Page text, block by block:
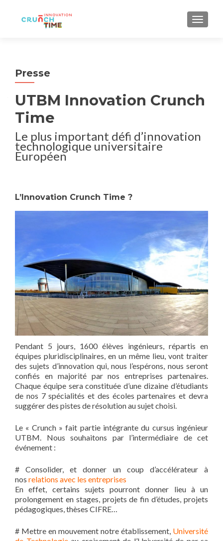
Presse
UTBM Innovation Crunch
Time
Le plus important défi d’innovation
technologique universitaire
Européen
L’Innovation Crunch Time ?
Pendant 5 jours, 1600 élèves ingénieurs, répartis en
équipes pluridisciplinaires, en un même lieu, vont traiter
des sujets d’innovation qui, nous l’espérons, nous seront
confiés en majorité par nos entreprises partenaires.
Chaque équipe sera constituée d’une dizaine d’étudiants
de nos 7 spécialités et des écoles partenaires et devra
suggérer des pistes de résolution au sujet choisi.
Le « Crunch » fait partie intégrante du cursus ingénieur
UTBM. Nous souhaitons par l’intermédiaire de cet
événement :
# Consolider, et donner un coup d’accélérateur à
nos relations avec les entreprises
En effet, certains sujets pourront donner lieu à un
prolongement en stages, projets de fin d’études, projets
pédagogiques, thèses CIFRE…
# Mettre en mouvement notre établissement, Université